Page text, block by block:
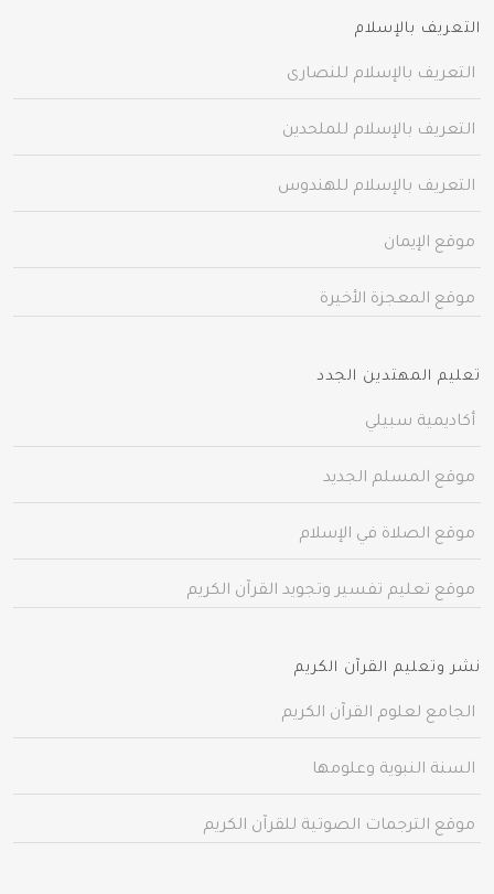
التعريف بالإسلام
التعريف بالإسلام للنصارى
التعريف بالإسلام للملحدين
التعريف بالإسلام للهندوس
موقع الإيمان
موقع المعجزة الأخيرة
تعليم المهتدين الجدد
أكاديمية سبيلي
موقع المسلم الجديد
موقع الصلاة في الإسلام
موقع تعليم تفسير وتجويد القرآن الكريم
نشر وتعليم القرآن الكريم
الجامع لعلوم القرآن الكريم
السنة النبوية وعلومها
موقع الترجمات الصوتية للقرآن الكريم